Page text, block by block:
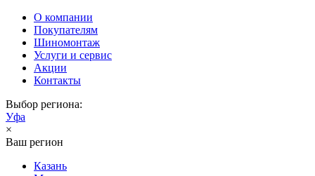
О компании
Покупателям
Шиномонтаж
Услуги и сервис
Акции
Контакты
Выбор региона:
Уфа
×
Ваш регион
Казань